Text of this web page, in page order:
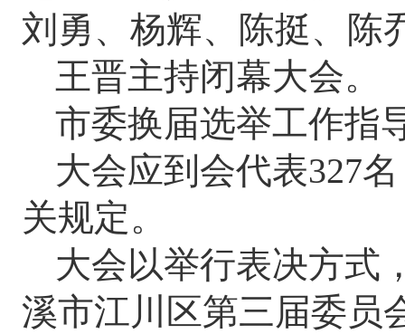
刘勇、杨辉、陈挺、陈
王晋主持闭幕大会。
市委换届选举工作指
大会应到会代表327
关规定。
大会以举行表决方式
溪市江川区第三届委员